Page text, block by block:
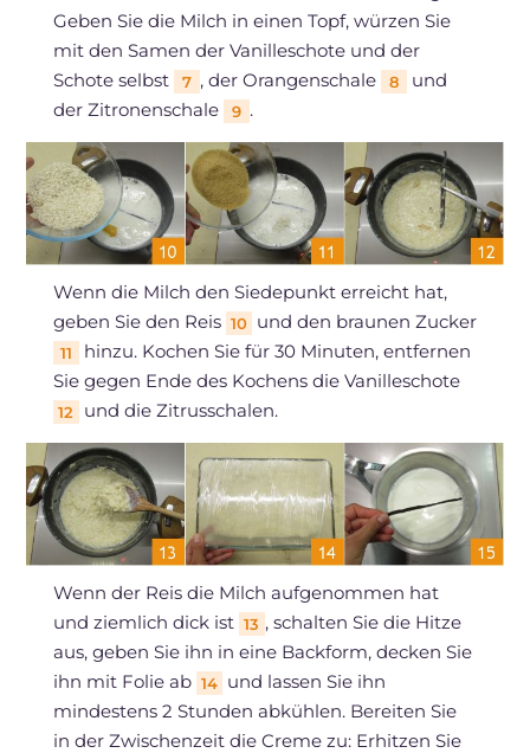
Geben Sie die Milch in einen Topf, würzen Sie
mit den Samen der Vanilleschote und der
Schote selbst
7 , der Orangenschale 8
und
der Zitronenschale
9 .
Wenn die Milch den Siedepunkt erreicht hat,
geben Sie den Reis 10 und den braunen Zucker
11
hinzu. Kochen Sie für 30 Minuten, entfernen
Sie gegen Ende des Kochens die Vanilleschote
12 und die Zitrusschalen.
Wenn der Reis die Milch aufgenommen hat
und ziemlich dick ist 13 , schalten Sie die Hitze
aus, geben Sie ihn in eine Backform, decken Sie
ihn mit Folie ab 14 und lassen Sie ihn
mindestens 2 Stunden abkühlen. Bereiten Sie
in der Zwischenzeit die Creme zu: Erhitzen Sie